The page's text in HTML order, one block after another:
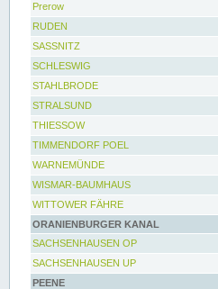
Prerow
RUDEN
SASSNITZ
SCHLESWIG
STAHLBRODE
STRALSUND
THIESSOW
TIMMENDORF POEL
WARNEMÜNDE
WISMAR-BAUMHAUS
WITTOWER FÄHRE
ORANIENBURGER KANAL
SACHSENHAUSEN OP
SACHSENHAUSEN UP
PEENE